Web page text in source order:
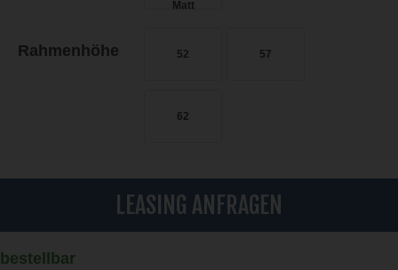
Rahmenhöhe 52 57
62
LEASING ANFRAGEN
bestellbar